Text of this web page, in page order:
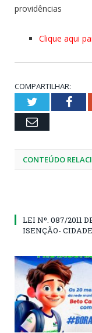
providências
Clique aqui
COMPARTILHAR:
Twitter
Email
CONTEÚDO
LEI Nº. 087/2011
ISENÇÃO-